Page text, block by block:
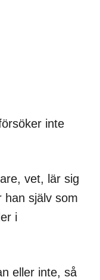
inte
vet, lär sig
han själv som
i
eller inte, så